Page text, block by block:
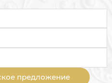
предложение